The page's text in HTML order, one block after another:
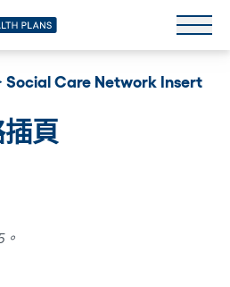
Social Care Network Insert
頁